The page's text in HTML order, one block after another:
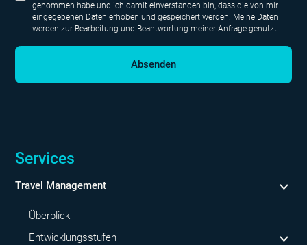
genommen habe und ich damit einverstanden bin, dass die von mir
eingegebenen Daten erhoben und gespeichert werden. Meine Daten
werden zur Bearbeitung und Beantwortung meiner Anfrage genutzt.
Services
Travel Management
Überblick
Entwicklungsstufen